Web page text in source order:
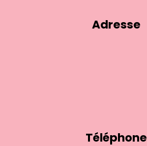
Adresse
Téléphone